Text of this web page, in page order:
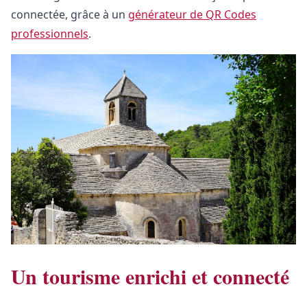
connectée, grâce à un générateur de QR Codes
professionnels.
Un tourisme enrichi et connecté